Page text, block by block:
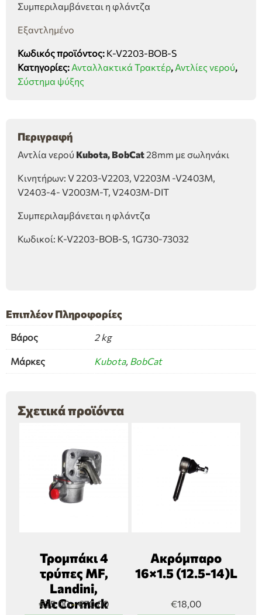
Συμπεριλαμβάνεται η φλάντζα
Εξαντλημένο
Κωδικός προϊόντος: K-V2203-BOB-S
Κατηγορίες: Ανταλλακτικά Τρακτέρ, Αντλίες νερού,
Σύστημα ψύξης
Περιγραφή
Αντλία νερού Kubota, BobCat28mm με σωληνάκι
Κινητήρων: V 2203-V2203, V2203M -V2403M,
V2403-4- V2003M-T, V2403M-DIT
Συμπεριλαμβάνεται η φλάντζα
Κωδικοί: K-V2203-BOB-S, 1G730-73032
Επιπλέον Πληροφορίες
Βάρος 2 kg
Μάρκες Kubota, BobCat
Σχετικά προϊόντα
Τρομπάκι 4
τρύπες MF,
Landini,
McCormick
€25,00–€70,00
Ακρόμπαρο
16×1.5 (12.5-14)L
€18,00